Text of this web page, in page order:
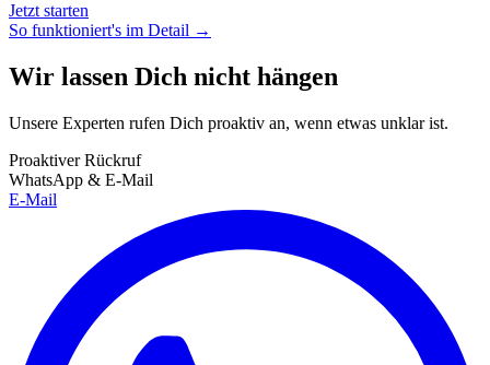
Jetzt starten
So funktioniert's im Detail →
Wir lassen Dich nicht hängen
Unsere Experten rufen Dich proaktiv an, wenn etwas unklar ist.
Proaktiver Rückruf
WhatsApp & E-Mail
E-Mail